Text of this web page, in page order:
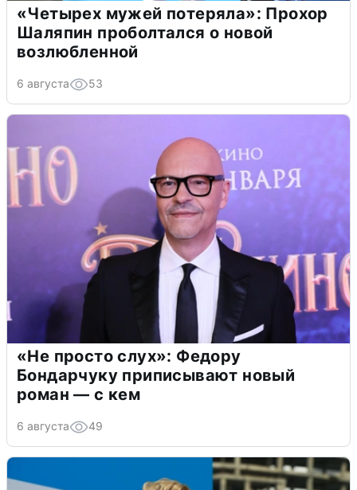
«Четырех мужей потеряла»: Прохор
Шаляпин проболтался о новой
возлюбленной
6 августа 53
«Не просто слух»: Федору
Бондарчуку приписывают новый
роман — с кем
6 августа 49